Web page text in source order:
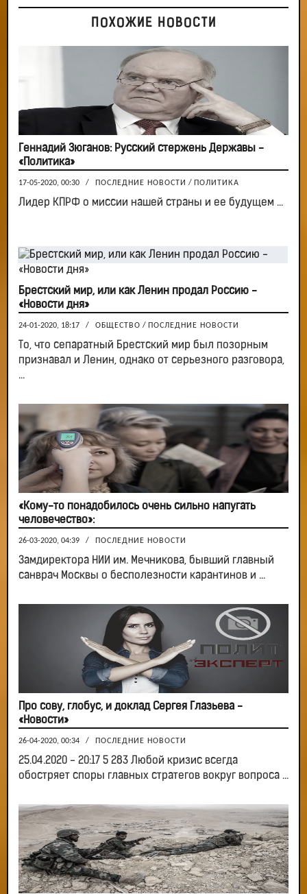
ПОХОЖИЕ НОВОСТИ
Геннадий Зюганов: Русский стержень Державы -
«Политика»
17-05-2020, 00:30 / ПОСЛЕДНИЕ НОВОСТИ / ПОЛИТИКА
Лидер КПРФ о миссии нашей страны и ее будущем ...
Брестский мир, или как Ленин продал Россию -
«Новости дня»
24-01-2020, 18:17 / ОБЩЕСТВО / ПОСЛЕДНИЕ НОВОСТИ
То, что сепаратный Брестский мир был позорным
признавал и Ленин, однако от серьезного разговора,
...
«Кому-то понадобилось очень сильно напугать
человечество»:
26-03-2020, 04:39 / ПОСЛЕДНИЕ НОВОСТИ
Замдиректора НИИ им. Мечникова, бывший главный
санврач Москвы о бесполезности карантинов и ...
Про сову, глобус, и доклад Сергея Глазьева -
«Новости»
26-04-2020, 00:34 / ПОСЛЕДНИЕ НОВОСТИ
25.04.2020 - 20:17 5 283 Любой кризис всегда
обостряет споры главных стратегов вокруг вопроса ...